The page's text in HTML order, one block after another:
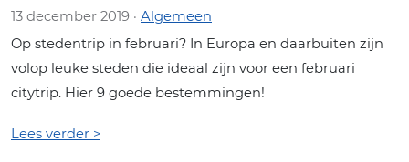
13 december 2019 · Algemeen
Op stedentrip in februari? In Europa en daarbuiten zijn
volop leuke steden die ideaal zijn voor een februari
citytrip. Hier 9 goede bestemmingen!
Lees verder >